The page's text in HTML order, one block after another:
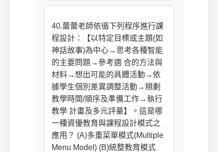
40.蕾蕾老師依循下列程序進行課
程設計：【以特定目標或主題(如
神話故事)為中心→思考各種智能
的主要問題→參考適 合的方法與
材料→想出可能的具體活動→依
據學生個別差異調整活動→規劃
教學時間/順序及準備工作→執行
教學 計畫及多元評量】。這是哪
一種資優教育與課程設計模式之
應用？ (A)多重菜單模式(Multiple
Menu Model) (B)統整教育模式